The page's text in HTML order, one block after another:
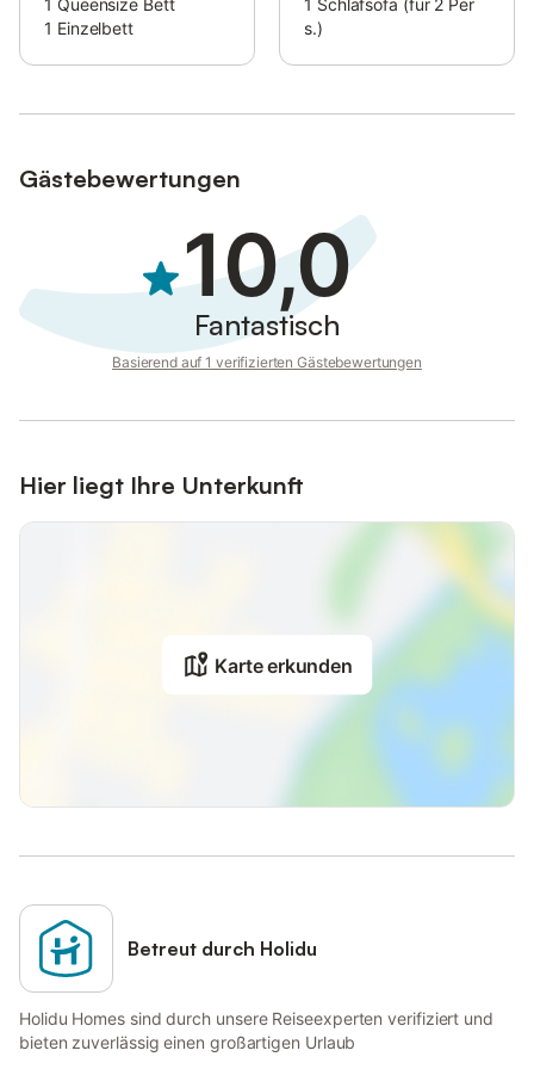
1 Queensize Bett
1 Einzelbett
1 Schlafsofa (für 2 Per
s.)
Gästebewertungen
10,0
Fantastisch
Basierend auf 1 verifizierten Gästebewertungen
Hier liegt Ihre Unterkunft
Karte erkunden
Betreut durch Holidu
Holidu Homes sind durch unsere Reiseexperten verifiziert und
bieten zuverlässig einen großartigen Urlaub